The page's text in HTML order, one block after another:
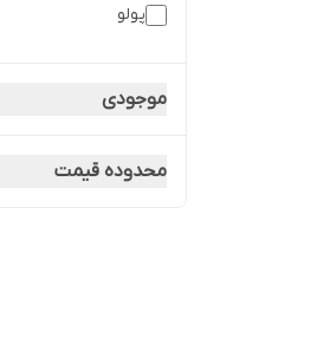
پولو
موجودی
محدوده قیمت